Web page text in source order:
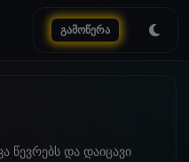
გამოწერა
წევრებს და დაიცავი